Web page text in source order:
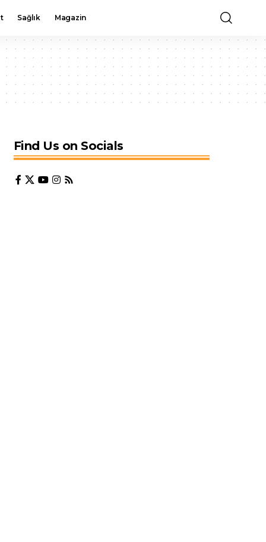
Sağlık Magazin
Find Us on Socials